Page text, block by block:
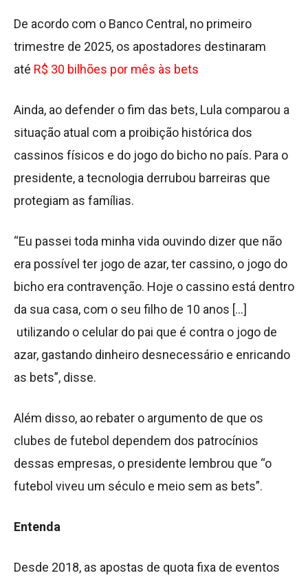
De acordo com o Banco Central, no primeiro
trimestre de 2025, os apostadores destinaram
até R$ 30 bilhões por mês às bets
Ainda, ao defender o fim das bets, Lula comparou a
situação atual com a proibição histórica dos
cassinos físicos e do jogo do bicho no país. Para o
presidente, a tecnologia derrubou barreiras que
protegiam as famílias.
“Eu passei toda minha vida ouvindo dizer que não
era possível ter jogo de azar, ter cassino, o jogo do
bicho era contravenção. Hoje o cassino está dentro
da sua casa, com o seu filho de 10 anos […]
utilizando o celular do pai que é contra o jogo de
azar, gastando dinheiro desnecessário e enricando
as bets”, disse.
Além disso, ao rebater o argumento de que os
clubes de futebol dependem dos patrocínios
dessas empresas, o presidente lembrou que “o
futebol viveu um século e meio sem as bets”.
Entenda
Desde 2018, as apostas de quota fixa de eventos